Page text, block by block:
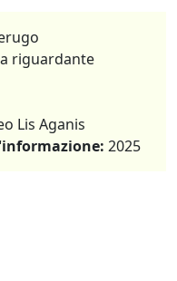
riguardante
Lis Aganis
2025